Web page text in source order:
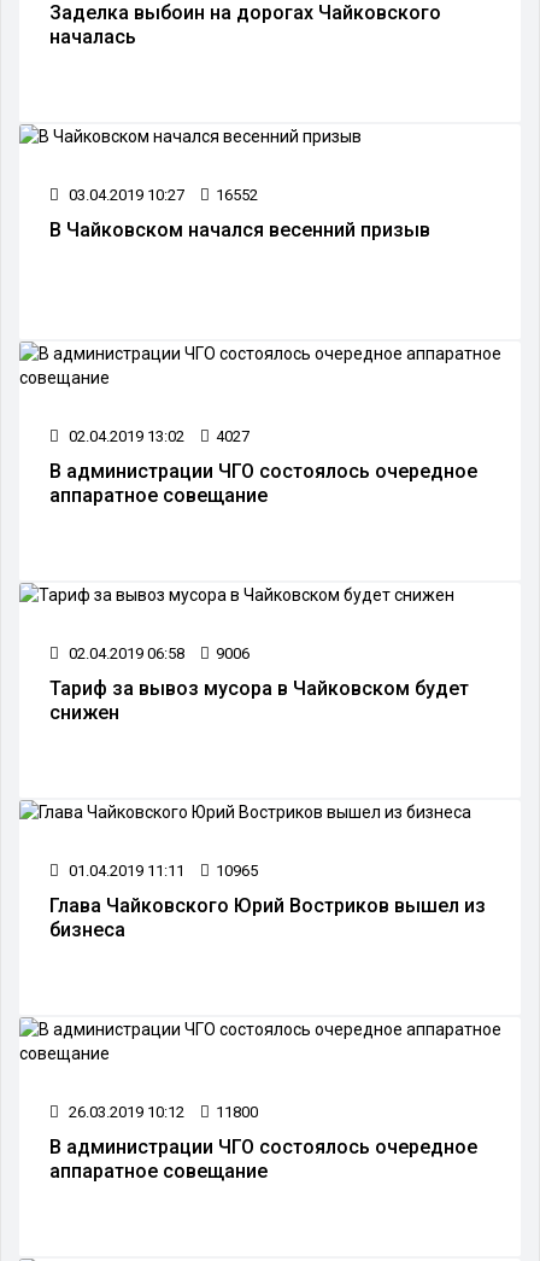
Заделка выбоин на дорогах Чайковского
началась
03.04.2019 10:27 16552
В Чайковском начался весенний призыв
02.04.2019 13:02 4027
В администрации ЧГО состоялось очередное
аппаратное совещание
02.04.2019 06:58 9006
Тариф за вывоз мусора в Чайковском будет
снижен
01.04.2019 11:11 10965
Глава Чайковского Юрий Востриков вышел из
бизнеса
26.03.2019 10:12 11800
В администрации ЧГО состоялось очередное
аппаратное совещание